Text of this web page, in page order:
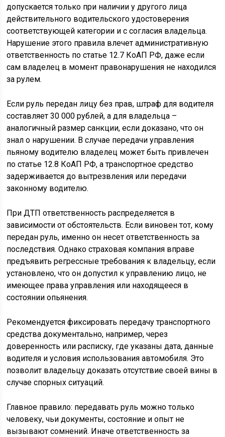
допускается только при наличии у другого лица
действительного водительского удостоверения
соответствующей категории и с согласия владельца.
Нарушение этого правила влечет административную
ответственность по статье 12.7 КоАП РФ, даже если
сам владелец в момент правонарушения не находился
за рулем.
Если руль передан лицу без прав, штраф для водителя
составляет 30 000 рублей, а для владельца –
аналогичный размер санкции, если доказано, что он
знал о нарушении. В случае передачи управления
пьяному водителю владелец может быть привлечен
по статье 12.8 КоАП РФ, а транспортное средство
задерживается до вытрезвления или передачи
законному водителю.
При ДТП ответственность распределяется в
зависимости от обстоятельств. Если виновен тот, кому
передан руль, именно он несет ответственность за
последствия. Однако страховая компания вправе
предъявить регрессные требования к владельцу, если
установлено, что он допустил к управлению лицо, не
имеющее права управления или находящееся в
состоянии опьянения.
Рекомендуется фиксировать передачу транспортного
средства документально, например, через
доверенность или расписку, где указаны дата, данные
водителя и условия использования автомобиля. Это
позволит владельцу доказать отсутствие своей вины в
случае спорных ситуаций.
Главное правило: передавать руль можно только
человеку, чьи документы, состояние и опыт не
вызывают сомнений. Иначе ответственность за